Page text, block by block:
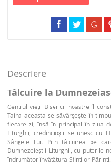
Descriere
Tâlcuire la
Centrul vieţii Bisericii noastre îl
Taina aceasta se săvârşeşte în
fiecare zi, însă în principal în ziua
Liturghii, credincioşii se unesc cu
Sângele Lui. Prin tâlcuirea pe
Dumnezeieştii Liturghii, cu puterile
îndrumător învăţătura Sfinţilor